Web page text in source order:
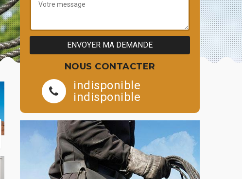
NOUS CONTACTER
indisponible
indisponible